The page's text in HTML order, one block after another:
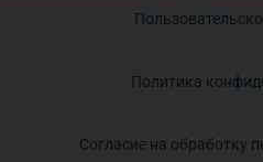
Политика
Согласие на обработку